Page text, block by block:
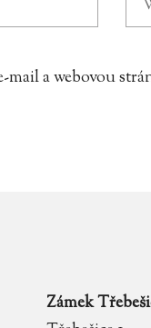
mail a webovou
Zámek